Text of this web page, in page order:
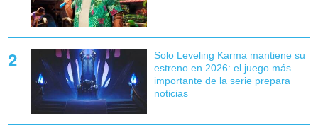
Solo Leveling Karma mantiene su
estreno en 2026: el juego más
importante de la serie prepara
noticias